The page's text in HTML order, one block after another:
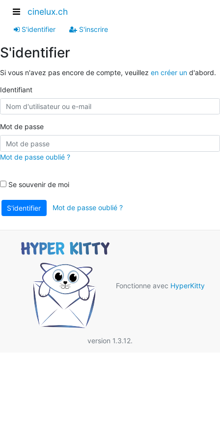
cinelux.ch
S'identifier S'inscrire
S'identifier
Si vous n'avez pas encore de compte, veuillez en créer un d'abord.
Identifiant
Mot de passe
Mot de passe oublié ?
Se souvenir de moi
S'identifier Mot de passe oublié ?
Fonctionne avec HyperKitty
version 1.3.12.